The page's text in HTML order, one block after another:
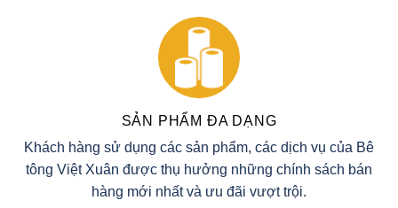
SẢN PHẨM ĐA DẠNG
Khách hàng sử dụng các sản phẩm, các dịch vụ của Bê
tông Việt Xuân được thụ hưởng những chính sách bán
hàng mới nhất và ưu đãi vượt trội.